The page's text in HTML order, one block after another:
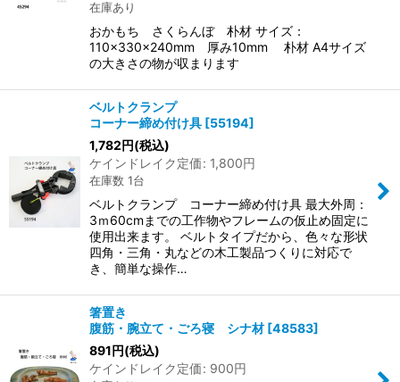
在庫あり
おかもち さくらんぼ 朴材 サイズ：
110×330×240mm 厚み10mm 朴材 A4サイズ
の大きさの物が収まります
ベルトクランプ
コーナー締め付け具 [55194]
1,782円(税込)
ケインドレイク定価: 1,800円
在庫数 1台
ベルトクランプ コーナー締め付け具 最大外周：
3ｍ60cmまでの工作物やフレームの仮止め固定に
使用出来ます。 ベルトタイプだから、色々な形状
四角・三角・丸などの木工製品つくりに対応で
き、簡単な操作…
箸置き
腹筋・腕立て・ごろ寝 シナ材 [48583]
891円(税込)
ケインドレイク定価: 900円